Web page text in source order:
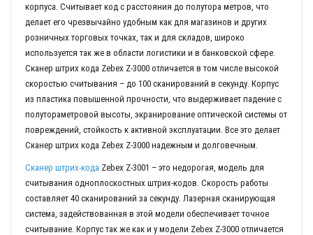
корпуса. Считывает код с расстояния до полутора метров, что
делает его чрезвычайно удобным как для магазинов и других
розничных торговых точках, так и для складов, широко
используется так же в области логистики и в банковской сфере.
Cканер штрих кода Zebex Z-3000 отличается в том числе высокой
скоростью считывания – до 100 сканирований в секунду. Корпус
из пластика повышенной прочности, что выдерживает падение с
полутораметровой высоты, экранирование оптической системы от
повреждений, стойкость к активной эксплуатации. Все это делает
Cканер штрих кода Zebex Z-3000 надежным и долговечным.
Сканер штрих-кода Zebex Z-3001 – это недорогая, модель для
считывания одноплоскостных штрих-кодов. Скорость работы
составляет 40 сканирований за секунду. Лазерная сканирующая
система, задействованная в этой модели обеспечивает точное
считывание. Корпус так же как и у модели Zebex Z-3000 отличается